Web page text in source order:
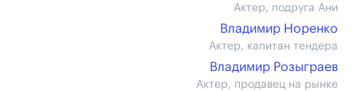
Актер, подруга Ани
Владимир Норенко
Актер, капитан тендера
Владимир Розыграев
Актер, продавец на рынке